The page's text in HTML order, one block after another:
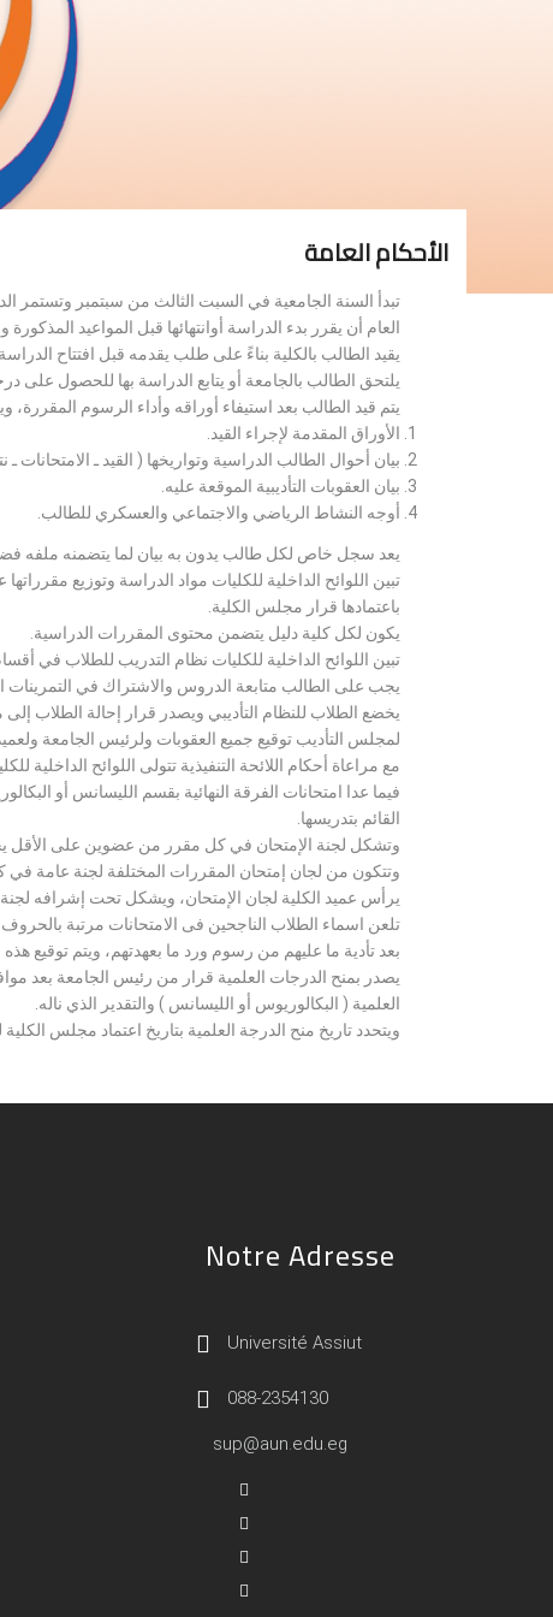
الأحكام العامة
تبدأ السنة الجامعية في السبت الثالث من سبتمبر وتستمر
العام أن يقرر بدء الدراسة أوانتهائها قبل المواعيد المذكورة
يقيد الطالب بالكلية بناءً على طلب يقدمه قبل افتتاح
يلتحق الطالب بالجامعة أو يتابع الدراسة بها للحصول
يتم قيد الطالب بعد استيفاء أوراقه وأداء الرسوم
الأوراق المقدمة لإجراء القيد.
بيان أحوال الطالب الدراسية وتواريخها ( القيد ـ الامتحانات ـ
بيان العقوبات التأديبية الموقعة عليه.
أوجه النشاط الرياضي والاجتماعي والعسكري للطالب.
يعد سجل خاص لكل طالب يدون به بيان لما يتضمنه ملفه
تبين اللوائح الداخلية للكليات مواد الدراسة وتوزيع
باعتمادها قرار مجلس الكلية.
يكون لكل كلية دليل يتضمن محتوى المقررات الدراسية.
تبين اللوائح الداخلية للكليات نظام التدريب للطلاب في
يجب على الطالب متابعة الدروس والاشتراك في التمرينات
يخضع الطلاب للنظام التأديبي ويصدر قرار إحالة الطلاب
لمجلس التأديب توقيع جميع العقوبات ولرئيس الجامعة
مع مراعاة أحكام اللائحة التنفيذية تتولى اللوائح الداخلية
فيما عدا امتحانات الفرقة النهائية بقسم الليسانس أو
القائم بتدريسها.
وتشكل لجنة الإمتحان في كل مقرر من عضوين على الأقل
وتتكون من لجان إمتحان المقررات المختلفة لجنة عامة
يرأس عميد الكلية لجان الإمتحان، ويشكل تحت إشرافه لجنة
تلعن اسماء الطلاب الناجحين فى الامتحانات مرتبة بالحروف
بعد تأدية ما عليهم من رسوم ورد ما بعهدتهم، ويتم توقيع
يصدر بمنح الدرجات العلمية قرار من رئيس الجامعة بعد
العلمية ( البكالوريوس أو الليسانس ) والتقدير الذي ناله.
ويتحدد تاريخ منح الدرجة العلمية بتاريخ اعتماد مجلس
Notre Adresse
Université Assiut
088-2354130
sup@aun.edu.eg